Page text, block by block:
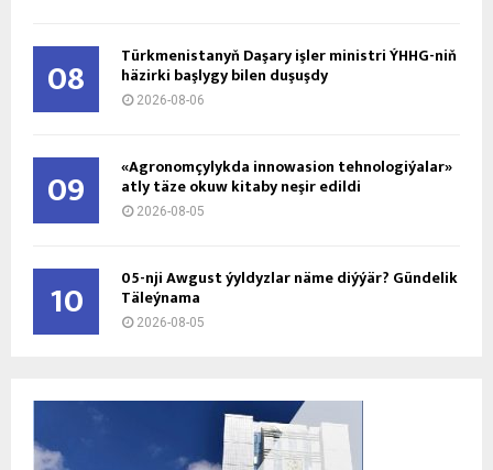
08 Türkmenistanyň Daşary işler ministri ÝHHG-niň
häzirki başlygy bilen duşuşdy
2026-08-06
09 «Agronomçylykda innowasion tehnologiýalar»
atly täze okuw kitaby neşir edildi
2026-08-05
10 05-nji Awgust ýyldyzlar näme diýýär? Gündelik
Täleýnama
2026-08-05